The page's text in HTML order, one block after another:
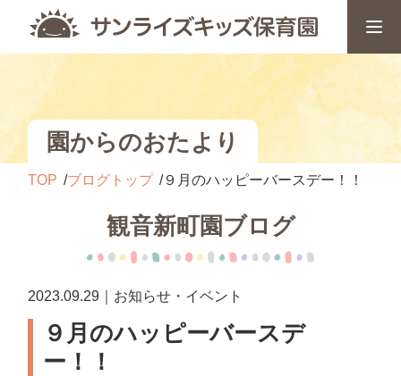
園からのおたより
TOP ブログトップ ９月のハッピーバースデー！！
観音新町園ブログ
2023.09.29｜お知らせ・イベント
９月のハッピーバースデ
ー！！